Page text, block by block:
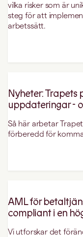
vilka risker som är
steg för att
arbetssätt.
Nyheter:
uppdateringar -
Så här arbetar
förberedd för
AML för
compliant i en
Vi utforskar det